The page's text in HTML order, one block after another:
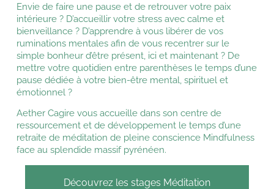
Envie de faire une pause et de retrouver votre paix
intérieure ? D’accueillir votre stress avec calme et
bienveillance ? D’apprendre à vous libérer de vos
ruminations mentales afin de vous recentrer sur le
simple bonheur d’être présent, ici et maintenant ? De
mettre votre quotidien entre parenthèses le temps d’une
pause dédiée à votre bien-être mental, spirituel et
émotionnel ?
Aether Cagire vous accueille dans son centre de
ressourcement et de développement le temps d’une
retraite de méditation de pleine conscience Mindfulness
face au splendide massif pyrénéen.
Découvrez les stages Méditation